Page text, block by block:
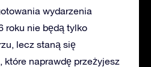
wydarzenia
roku nie będą tylko
lecz staną się
naprawdę przeżyjesz